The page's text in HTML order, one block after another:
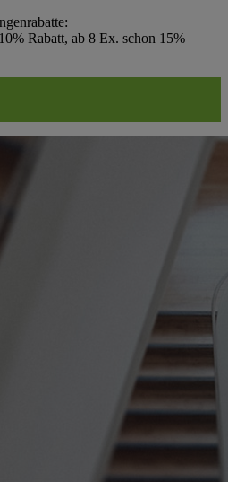
Rabatt, ab 8 Ex. schon 15%